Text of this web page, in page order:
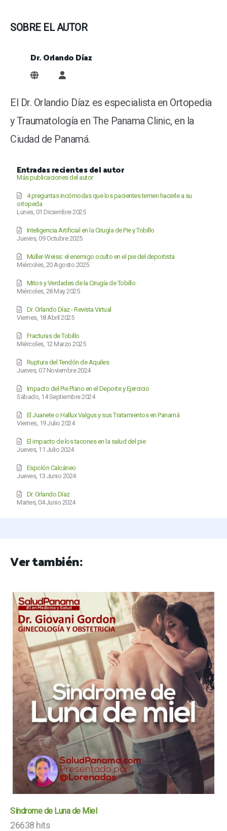
SOBRE EL AUTOR
Dr. Orlando Díaz
Dr. Orlando Díaz
El Dr. Orlandio Díaz es especialista en Ortopedia
y Traumatología en The Panama Clinic, en la
Ciudad de Panamá.
Entradas recientes del autor
Más publicaciones del autor
Lunes, 01 Diciembre 2025
4 preguntas incómodas que los pacientes temen hacerle a su
ortopeda
Jueves, 09 Octubre 2025
Inteligencia Artificial en la Cirugía de Pie y Tobillo
Miércoles, 20 Agosto 2025
Müller-Weiss: el enemigo oculto en el pie del deportista
Miércoles, 28 May 2025
Mitos y Verdades de la Cirugía de Tobillo
Viernes, 18 Abril 2025
Dr. Orlando Díaz - Revista Virtual
Miércoles, 12 Marzo 2025
Fracturas de Tobillo
Jueves, 07 Noviembre 2024
Ruptura del Tendón de Aquiles
Sábado, 14 Septiembre 2024
Impacto del Pie Plano en el Deporte y Ejercicio
Viernes, 19 Julio 2024
El Juanete o Hallux Valgus y sus Tratamientos en Panamá
Jueves, 11 Julio 2024
El impacto de los tacones en la salud del pie
Jueves, 13 Junio 2024
Espolón Calcáneo
Martes, 04 Junio 2024
Dr. Orlando Díaz
Ver también:
Síndrome de Luna de Miel
26638 hits